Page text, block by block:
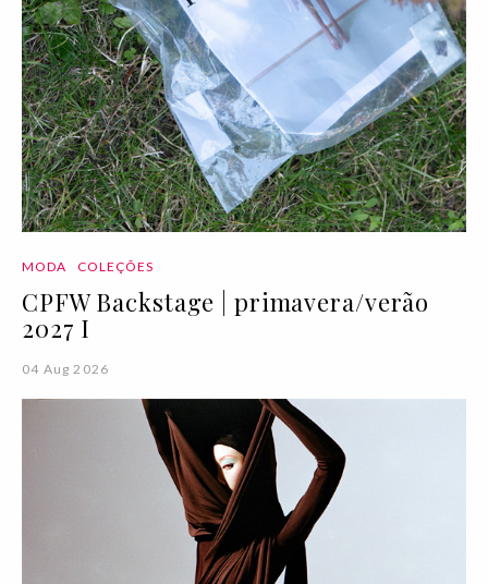
MODA COLEÇÕES
CPFW Backstage | primavera/verão
2027 I
04 Aug 2026